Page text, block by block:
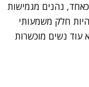
כאחד, נהנים מגמישות
חלק משמעותי
עוד נשים מוכשרות